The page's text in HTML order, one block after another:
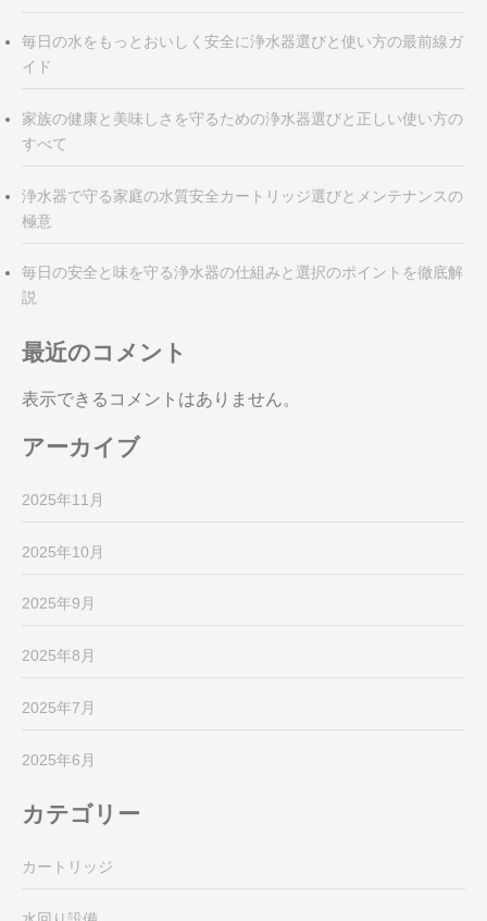
毎日の水をもっとおいしく安全に浄水器選びと使い方の最前線ガ
イド
家族の健康と美味しさを守るための浄水器選びと正しい使い方の
すべて
浄水器で守る家庭の水質安全カートリッジ選びとメンテナンスの
極意
毎日の安全と味を守る浄水器の仕組みと選択のポイントを徹底解
説
最近のコメント
表示できるコメントはありません。
アーカイブ
2025年11月
2025年10月
2025年9月
2025年8月
2025年7月
2025年6月
カテゴリー
カートリッジ